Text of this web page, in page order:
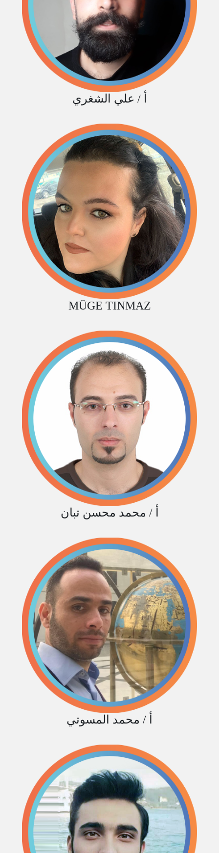
أ / علي الشغري
MÜGE TINMAZ
أ / محمد محسن تبان
أ / محمد المسوتي